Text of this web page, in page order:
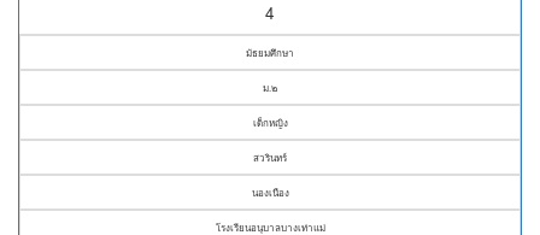
4
มัธยมศึกษา
ม.๒
เด็กหญิง
สวรินทร์
นองเนือง
โรงเรียนอนุบาลบางเท่าแม่